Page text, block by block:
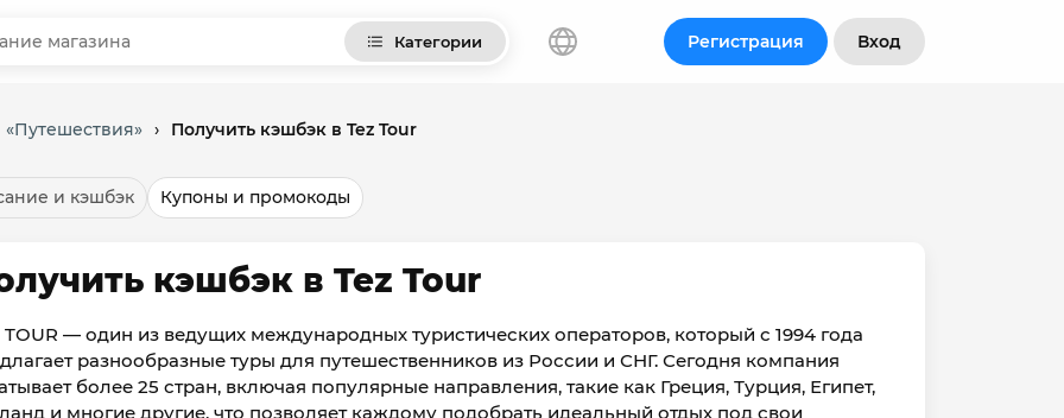
Категории Регистрация Вход
› Получить кэшбэк в Tez Tour
и кэшбэк Купоны и промокоды
кэшбэк в Tez Tour
TOUR — один из ведущих международных туристических операторов, который с 1994 года
разнообразные туры для путешественников из России и СНГ. Сегодня компания
более 25 стран, включая популярные направления, такие как Греция, Турция, Египет,
и многие другие, что позволяет каждому подобрать идеальный отдых под свои